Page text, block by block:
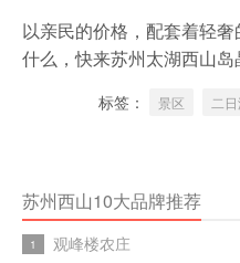
以亲民的价格，配套着轻
什么，快来苏州太湖西山岛
标签： 景区 二
苏州西山10大品牌推荐
1 观峰楼农庄